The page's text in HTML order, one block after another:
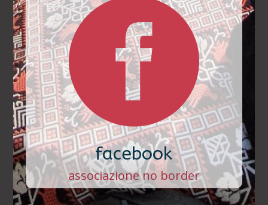

facebook
associazione no border